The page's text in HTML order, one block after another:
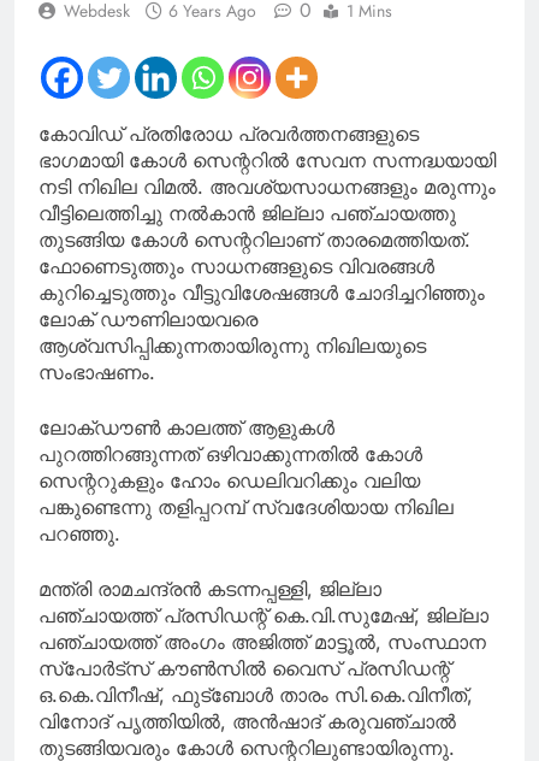
Webdesk 6 Years Ago 0 1 Mins
കോവിഡ് പ്രതിരോധ പ്രവര്‍ത്തനങ്ങളുടെ
ഭാഗമായി കോള്‍ സെന്ററില്‍ സേവന സന്നദ്ധയായി
നടി നിഖില വിമല്‍. അവശ്യസാധനങ്ങളും മരുന്നും
വീട്ടിലെത്തിച്ചു നല്‍കാന്‍ ജില്ലാ പഞ്ചായത്തു
തുടങ്ങിയ കോള്‍ സെന്ററിലാണ് താരമെത്തിയത്.
ഫോണെടുത്തും സാധനങ്ങളുടെ വിവരങ്ങള്‍
കുറിച്ചെടുത്തും വീട്ടുവിശേഷങ്ങള്‍ ചോദിച്ചറിഞ്ഞും
ലോക് ഡൗണിലായവരെ
ആശ്വസിപ്പിക്കുന്നതായിരുന്നു നിഖിലയുടെ
സംഭാഷണം.
ലോക്ഡൗണ്‍ കാലത്ത് ആളുകള്‍
പുറത്തിറങ്ങുന്നത് ഒഴിവാക്കുന്നതില്‍ കോള്‍
സെന്ററുകളും ഹോം ഡെലിവറിക്കും വലിയ
പങ്കുണ്ടെന്നു തളിപ്പറമ്പ് സ്വദേശിയായ നിഖില
പറഞ്ഞു.
മന്ത്രി രാമചന്ദ്രന്‍ കടന്നപ്പള്ളി, ജില്ലാ
പഞ്ചായത്ത് പ്രസിഡന്റ് കെ.വി.സുമേഷ്, ജില്ലാ
പഞ്ചായത്ത് അംഗം അജിത്ത് മാട്ടൂല്‍, സംസ്ഥാന
സ്പോര്‍ട്സ് കൗണ്‍സില്‍ വൈസ് പ്രസിഡന്റ്
ഒ.കെ.വിനീഷ്, ഫുട്ബോള്‍ താരം സി.കെ.വിനീത്,
വിനോദ് പൃത്തിയില്‍, അന്‍ഷാദ് കരുവഞ്ചാല്‍
തുടങ്ങിയവരും കോള്‍ സെന്ററിലുണ്ടായിരുന്നു.